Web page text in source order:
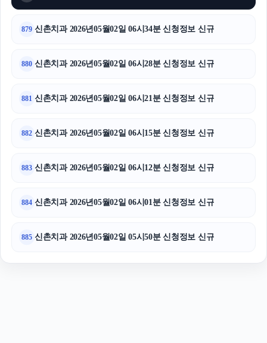
879 신촌치과 2026년05월02일 06시34분 신청정보 신규
880 신촌치과 2026년05월02일 06시28분 신청정보 신규
881 신촌치과 2026년05월02일 06시21분 신청정보 신규
882 신촌치과 2026년05월02일 06시15분 신청정보 신규
883 신촌치과 2026년05월02일 06시12분 신청정보 신규
884 신촌치과 2026년05월02일 06시01분 신청정보 신규
885 신촌치과 2026년05월02일 05시50분 신청정보 신규